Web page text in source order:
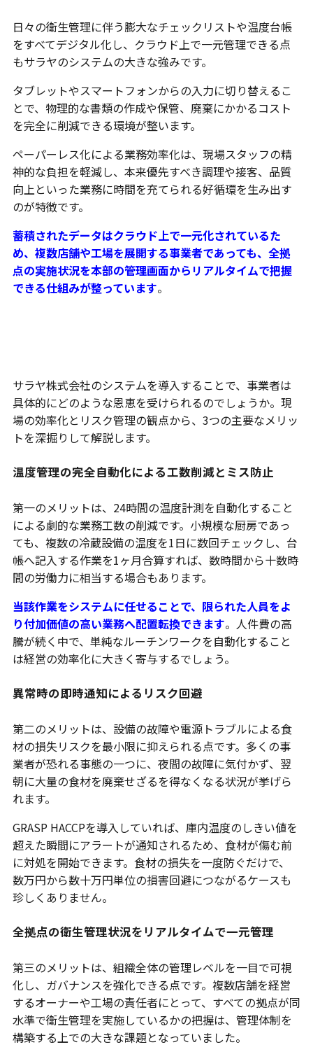
日々の衛生管理に伴う膨大なチェックリストや温度台帳
をすべてデジタル化し、クラウド上で一元管理できる点
もサラヤのシステムの大きな強みです。
タブレットやスマートフォンからの入力に切り替えるこ
とで、物理的な書類の作成や保管、廃棄にかかるコスト
を完全に削減できる環境が整います。
ペーパーレス化による業務効率化は、現場スタッフの精
神的な負担を軽減し、本来優先すべき調理や接客、品質
向上といった業務に時間を充てられる好循環を生み出す
のが特徴です。
蓄積されたデータはクラウド上で一元化されているた
め、複数店舗や工場を展開する事業者であっても、全拠
点の実施状況を本部の管理画面からリアルタイムで把握
できる仕組みが整っています。
サラヤ株式会社のシステムを導入することで、事業者は
具体的にどのような恩恵を受けられるのでしょうか。現
場の効率化とリスク管理の観点から、3つの主要なメリッ
トを深掘りして解説します。
温度管理の完全自動化による工数削減とミス防止
第一のメリットは、24時間の温度計測を自動化すること
による劇的な業務工数の削減です。小規模な厨房であっ
ても、複数の冷蔵設備の温度を1日に数回チェックし、台
帳へ記入する作業を1ヶ月合算すれば、数時間から十数時
間の労働力に相当する場合もあります。
当該作業をシステムに任せることで、限られた人員をよ
り付加価値の高い業務へ配置転換できます。人件費の高
騰が続く中で、単純なルーチンワークを自動化すること
は経営の効率化に大きく寄与するでしょう。
異常時の即時通知によるリスク回避
第二のメリットは、設備の故障や電源トラブルによる食
材の損失リスクを最小限に抑えられる点です。多くの事
業者が恐れる事態の一つに、夜間の故障に気付かず、翌
朝に大量の食材を廃棄せざるを得なくなる状況が挙げら
れます。
GRASP HACCPを導入していれば、庫内温度のしきい値を
超えた瞬間にアラートが通知されるため、食材が傷む前
に対処を開始できます。食材の損失を一度防ぐだけで、
数万円から数十万円単位の損害回避につながるケースも
珍しくありません。
全拠点の衛生管理状況をリアルタイムで一元管理
第三のメリットは、組織全体の管理レベルを一目で可視
化し、ガバナンスを強化できる点です。複数店舗を経営
するオーナーや工場の責任者にとって、すべての拠点が同
水準で衛生管理を実施しているかの把握は、管理体制を
構築する上での大きな課題となっていました。